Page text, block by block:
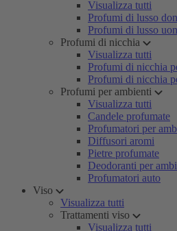
Visualizza tutti
Profumi di lusso
Profumi di lusso
Profumi di nicchia
Visualizza tutti
Profumi di nicchia
Profumi di nicchia
Profumi per ambienti
Visualizza tutti
Candele profumate
Profumatori per
Diffusori aromi
Pietre profumate
Deodoranti per
Profumatori auto
Viso
Visualizza tutti
Trattamenti viso
Visualizza tutti